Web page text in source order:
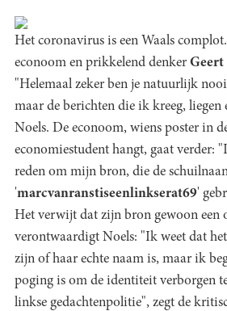
Het coronavirus is een Waals
econoom en prikkelend denker Geert
"Helemaal zeker ben je natuurlijk
maar de berichten die ik kreeg, liegen
Noels. De econoom, wiens poster in
economiestudent hangt, gaat verder:
reden om mijn bron, die de
'marcvanranstiseenlinkserat69'
Het verwijt dat zijn bron gewoon een
verontwaardigt Noels: "Ik weet dat
zijn of haar echte naam is, maar ik
poging is om de identiteit verborgen
linkse gedachtenpolitie", zegt de